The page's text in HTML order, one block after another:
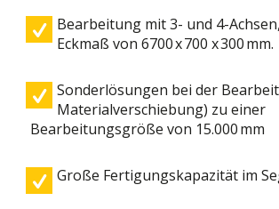
Bearbeitung mit 3- und 4-
Eckmaß von 6700 x 700 x 300 mm.
Sonderlösungen bei der
Materialverschiebung) zu einer
Bearbeitungsgröße von 15.000 mm
Große Fertigungskapazität im